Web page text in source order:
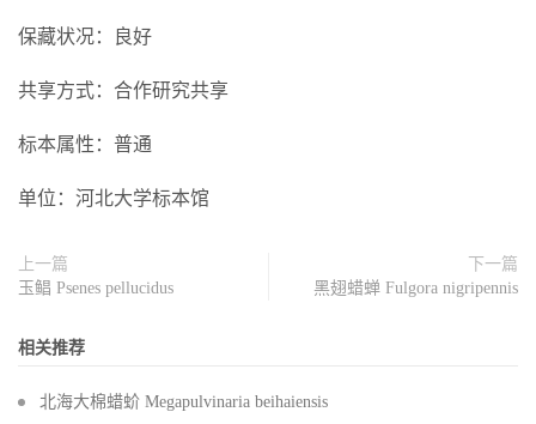
保藏状况：良好
共享方式：合作研究共享
标本属性：普通
单位：河北大学标本馆
上一篇
玉鲳 Psenes pellucidus
下一篇
黑翅蜡蝉 Fulgora nigripennis
相关推荐
北海大棉蜡蚧 Megapulvinaria beihaiensis